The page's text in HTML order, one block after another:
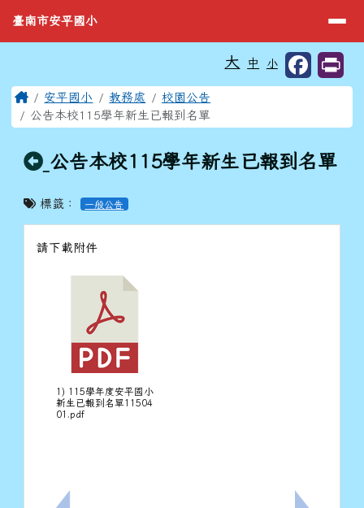
臺南市安平國小
導覽列
臺南市安平國小
⏸
大 中 小
主內容區域
Home安平國小 教務處
校園公告
公告本校115學年新生已報到名單
回上頁
公告本校115學年新生已報到名單
標籤： 一般公告
請下載附件
1) 115學年度安平國小
新生已報到名單11504
01.pdf
頁尾區域